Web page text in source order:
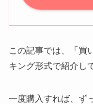
この記事では、「買
キング形式で紹介し
一度購入すれば、ず